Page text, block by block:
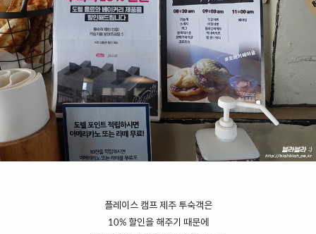
플레이스 캠프 제주 투숙객은
10% 할인을 해주기 때문에